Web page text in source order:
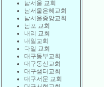
남서울 교회
남서울은혜교회
남서울중앙교회
남포 교회
내리 교회
내일교회
다일 교회
대구동부교회
대구동신교회
대구샘터교회
대구서문 교회